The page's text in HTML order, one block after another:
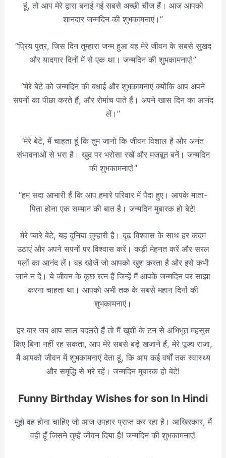
हूं, तो आप मेरे द्वारा बनाई गई सबसे अच्छी चीज हैं। आज आपको
शानदार जन्मदिन की शुभकामनाएं।”
“प्रिय पुत्र, जिस दिन तुम्हारा जन्म हुआ वह मेरे जीवन के सबसे सुखद
और यादगार दिनों में से एक था। जन्मदिन की शुभकामनाएं!”
“मेरे बेटे को जन्मदिन की बधाई और शुभकामनाएं क्योंकि आप अपने
सपनों का पीछा करते हैं, और रोमांच पाते हैं। अपने खास दिन का आनंद
लें।”
‘मेरे बेटे, मैं चाहता हूं कि तुम जानो कि जीवन विशाल है और अनंत
संभावनाओं से भरा है। खुद पर भरोसा रखें और मजबूत बनें। जन्मदिन
की शुभकामनाएं!”
“हम सदा आभारी हैं कि आप हमारे परिवार में पैदा हुए। आपके माता-
पिता होना एक सम्मान की बात है। जन्मदिन मुबारक हो बेटे!
मेरे प्यारे बेटे, यह दुनिया तुम्हारी है। दृढ़ विश्वास के साथ हर कदम
उठाएं और अपने सपनों पर विश्वास करें। कड़ी मेहनत करें और सरल
पलों का आनंद लें। वह खोजें जो आपको खुश करता है और इसे कभी
जाने न दें। ये जीवन के कुछ रत्न हैं जिन्हें मैं आपके जन्मदिन पर साझा
करना चाहता था। आपको अभी तक के सबसे महान दिनों की
शुभकामनाएं।
हर बार जब आप साल बदलते हैं तो मैं खुशी के टन से अभिभूत महसूस
किए बिना नहीं रह सकता, आप मेरे सबसे बड़े खजाने हैं, मेरे पूज्य राजा,
मैं आपको जीवन में शुभकामनाएं देता हूं, कि आप कई वर्षों तक स्वास्थ्य
और समृद्धि से भरे रहें। जन्मदिन मुबारक हो बेटे!
Funny Birthday Wishes for son In Hindi
मुझे वह होना चाहिए जो आज उपहार प्राप्त कर रहा है। आखिरकार, मैं
वही हूँ जिसने तुम्हें जीवन दिया है! जन्मदिन की शुभकामनाएं!